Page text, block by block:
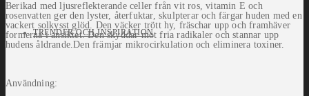
TRENDER OCH INSPIRATION
Berikad med ljusreflekterande celler från vit ros, vitamin E och
rosenvatten ger den lyster, återfuktar, skulpterar och färgar huden med en
vackert solkysst glöd. Den väcker trött hy, fräschar upp och framhäver
formerna i ansiktet. Den skyddar mot fria radikaler och stannar upp
hudens åldrande.Den främjar mikrocirkulation och eliminera toxiner.
Användning: